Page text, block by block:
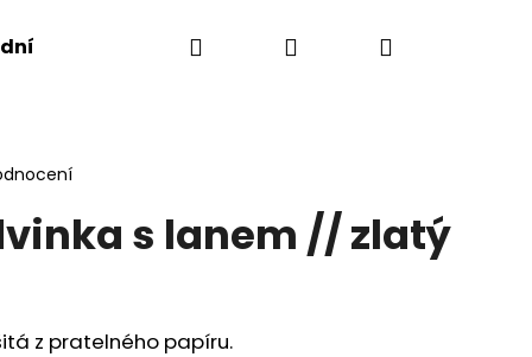
podmínky Hledat PřihlášeníNákupní
s lanem // zlatý
z pratelného papíru.